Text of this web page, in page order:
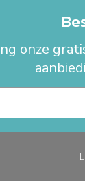
onze